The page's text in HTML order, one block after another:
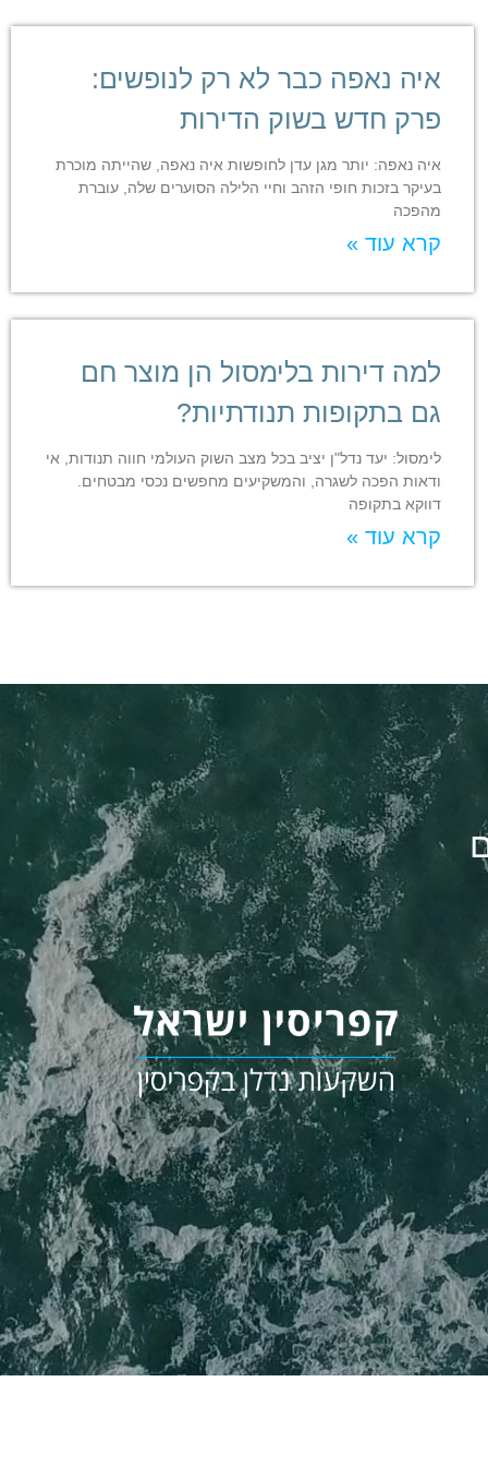
איה נאפה כבר לא רק לנופשים:
פרק חדש בשוק הדירות
איה נאפה: יותר מגן עדן לחופשות איה נאפה, שהייתה מוכרת
בעיקר בזכות חופי הזהב וחיי הלילה הסוערים שלה, עוברת
מהפכה
קרא עוד »
למה דירות בלימסול הן מוצר חם
גם בתקופות תנודתיות?
לימסול: יעד נדל"ן יציב בכל מצב השוק העולמי חווה תנודות, אי
ודאות הפכה לשגרה, והמשקיעים מחפשים נכסי מבטחים.
דווקא בתקופה
קרא עוד »